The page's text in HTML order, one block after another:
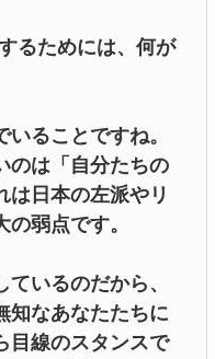
るためには、何が
ることですね。
のは「自分たちの
は日本の左派やリ
弱点です。
ているのだから、
知なあなたたちに
目線のスタンスで